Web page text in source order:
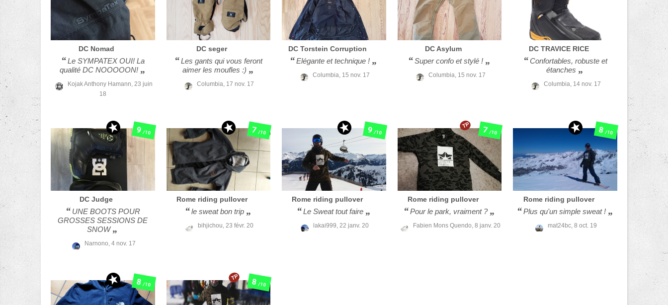
DC Nomad
Le SYMPATEX OUI! La
qualité DC NOOOOON!
Kojak Anthony Hamann, 23 juin
18
DC seger
Les gants qui vous feront
aimer les moufles :)
Columbia, 17 nov. 17
DC Torstein Corruption
Elégante et technique !
Columbia, 15 nov. 17
DC Asylum
Super confo et stylé !
Columbia, 15 nov. 17
DC TRAVICE RICE
Confortables, robuste et
étanches
Columbia, 14 nov. 17
DC Judge
UNE BOOTS POUR
GROSSES SESSIONS DE
SNOW
Narnono, 4 nov. 17
9/10
Rome riding pullover
le sweat bon trip
bihjichou, 23 févr. 20
7/10
Rome riding pullover
Le Sweat tout faire
lakai999,22 janv. 20
9/10
Rome riding pullover
Pour le park, vraiment ?
Fabien Mons Quendo,8 janv. 20
7/10
TP
Rome riding pullover
Plus qu'un simple sweat !
mat24bc,8 oct. 19
8/10
8/10 8/10
TP